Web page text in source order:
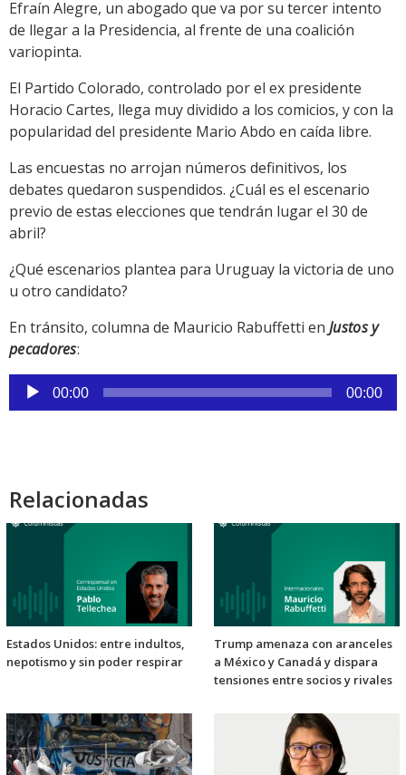
Efraín Alegre, un abogado que va por su tercer intento
de llegar a la Presidencia, al frente de una coalición
variopinta.
El Partido Colorado, controlado por el ex presidente
Horacio Cartes, llega muy dividido a los comicios, y con la
popularidad del presidente Mario Abdo en caída libre.
Las encuestas no arrojan números definitivos, los
debates quedaron suspendidos. ¿Cuál es el escenario
previo de estas elecciones que tendrán lugar el 30 de
abril?
¿Qué escenarios plantea para Uruguay la victoria de uno
u otro candidato?
En tránsito, columna de Mauricio Rabuffetti en Justos y
pecadores:
Reproductor
de
00:00 00:00
Relacionadas
Estados Unidos: entre indultos,
nepotismo y sin poder respirar
Trump amenaza con aranceles
a México y Canadá y dispara
tensiones entre socios y rivales